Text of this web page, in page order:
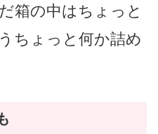
箱の中はちょっと
ちょっと何か詰め